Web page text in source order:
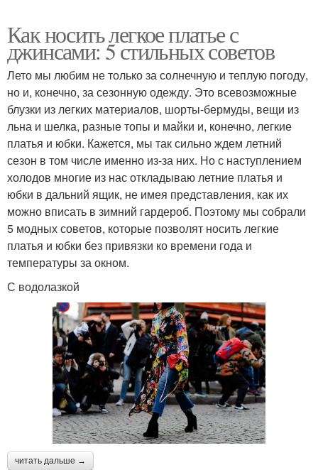
Как носить легкое платье с
джинсами: 5 стильных советов
Лето мы любим не только за солнечную и теплую погоду,
но и, конечно, за сезонную одежду. Это всевозможные
блузки из легких материалов, шорты-бермуды, вещи из
льна и шелка, разные топы и майки и, конечно, легкие
платья и юбки. Кажется, мы так сильно ждем летний
сезон в том числе именно из-за них. Но с наступлением
холодов многие из нас откладываю летние платья и
юбки в дальний ящик, не имея представления, как их
можно вписать в зимний гардероб. Поэтому мы собрали
5 модных советов, которые позволят носить легкие
платья и юбки без привязки ко времени года и
температуры за окном.
С водолазкой
читать дальше →